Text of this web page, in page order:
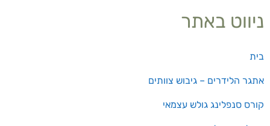
ניווט באתר
בית
אתגר הלידרים – גיבוש צוותים
קורס סנפלינג גולש עצמאי